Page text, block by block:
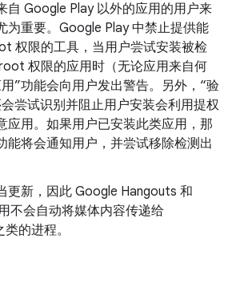
自 Google Play 以外的应用的用户来
为重要。Google Play 中禁止提供能
权限的工具，当用户尝试安装被检
权限的应用时（无论应用来自何
”功能会向用户发出警告。另外，“验
尝试识别并阻止用户安装会利用提权
应用。如果用户已安装此类应用，那
能将会通知用户，并尝试移除检测出
更新，因此 Google Hangouts 和
不会自动将媒体内容传递给
的进程。